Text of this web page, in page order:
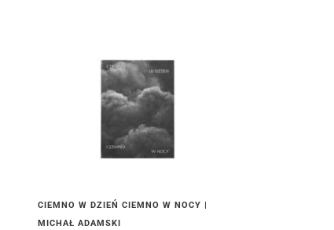
CIEMNO W DZIEŃ CIEMNO W NOCY |
MICHAŁ ADAMSKI